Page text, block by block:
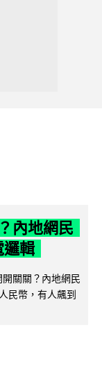
內地網民
邏輯
關關？內地網民
民幣，有人飆到